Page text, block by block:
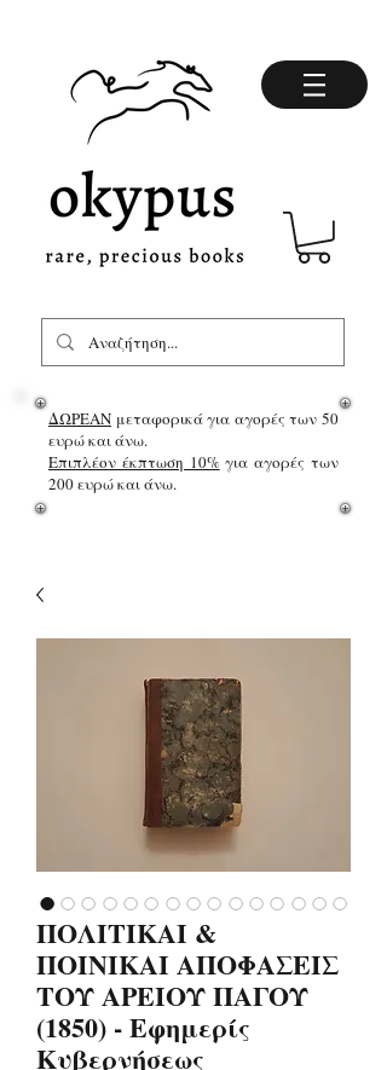
ΔΩΡΕΑΝ μεταφορικά για αγορές των 50
ευρώ και άνω.
Επιπλέον έκπτωση 10%για αγορές των
200 ευρώ και άνω.
ΠΟΛΙΤΙΚΑΙ &
ΠΟΙΝΙΚΑΙ ΑΠΟΦΑΣΕΙΣ
ΤΟΥ ΑΡΕΙΟΥ ΠΑΓΟΥ
(1850) - Εφημερίς
Κυβερνήσεως